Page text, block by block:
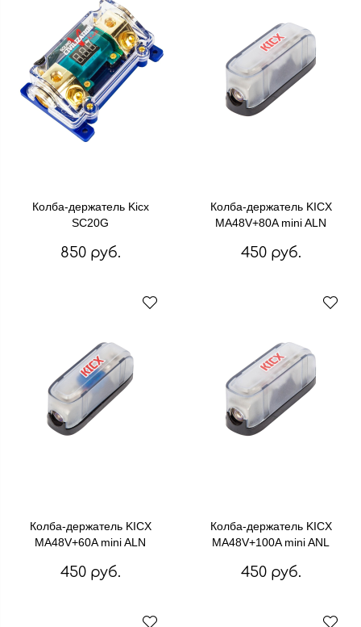
Колба-держатель Kicx
SC20G
850 руб.
Колба-держатель KICX
MA48V+80A mini ALN
450 руб.
Колба-держатель KICX
MA48V+60A mini ALN
450 руб.
Колба-держатель KICX
MA48V+100A mini ANL
450 руб.